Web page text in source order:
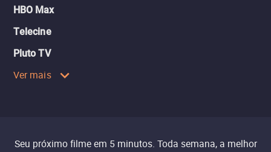
HBO Max
Telecine
Pluto TV
Ver mais
Seu próximo filme em 5 minutos. Toda semana, a melhor